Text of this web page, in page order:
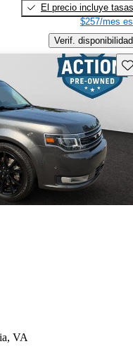
El precio incluye tasas
$257/mes
Verif. disponibilidad
VA